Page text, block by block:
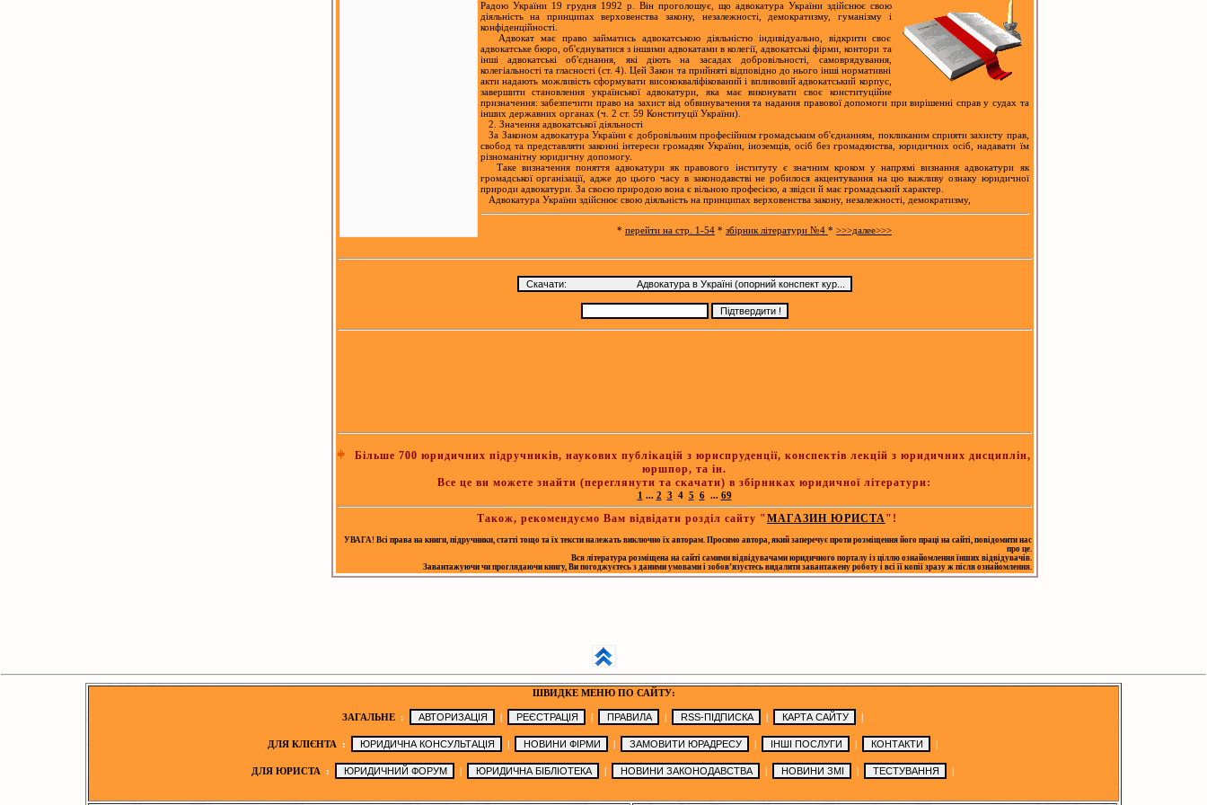
Радою України 19 грудня 1992 р. Він проголошує, що адвокатура України здійснює свою
діяльність на принципах верховенства закону, незалежності, демократизму, гуманізму і
конфіденційності.
Адвокат має право займатись адвокатською діяльністю індивідуально, відкрити своє
адвокатське бюро, об'єднуватися з іншими адвокатами в колегії, адвокатські фірми, контори та
інші адвокатські об'єднання, які діють на засадах добровільності, самоврядування,
колегіальності та гласності (ст. 4). Цей Закон та прийняті відповідно до нього інші нормативні
акти надають можливість сформувати висококваліфікований і впливовий адвокатський корпус,
завершити становлення української адвокатури, яка має виконувати своє конституційне
призначення: забезпечити право на захист від обвинувачення та надання правової допомоги при вирішенні справ у судах та
інших державних органах (ч. 2 ст. 59 Конституції України).
2. Значення адвокатської діяльності
За Законом адвокатура України є добровільним професійним громадським об'єднанням, покликаним сприяти захисту прав,
свобод та представляти законні інтереси громадян України, іноземців, осіб без громадянства, юридичних осіб, надавати їм
різноманітну юридичну допомогу.
Таке визначення поняття адвокатури як правового інституту є значним кроком у напрямі визнання адвокатури як
громадської організації, адже до цього часу в законодавстві не робилося акцентування на цю важливу ознаку юридичної
природи адвокатури. За своєю природою вона є вільною професією, а звідси й має громадський характер.
Адвокатура України здійснює свою діяльність на принципах верховенства закону, незалежності, демократизму,
* перейти на стр. 1-54 * збірник літератури №4 * >>>далее>>>
Більше 700 юридичних підручників, наукових публікацій з юриспруденції, конспектів лекцій з юридичних дисциплін,
юршпор, та ін.
Все це ви можете знайти (переглянути та скачати) в збірниках юридичної літератури:
1 ... 2 3 4 5 6... 69
Також, рекомендуємо Вам відвідати розділ сайту "МАГАЗИН ЮРИСТА"!
УВАГА! Всі права на книги, підручники, статті тощо та їх тексти належать виключно їх авторам. Просимо автора, який заперечує проти розміщення його праці на сайті, повідомити нас
про це.
Вся література розміщена на сайті самими відвідувачами юридичного порталу із ціллю ознайомлення їнших відвідувачів.
Завантажуючи чи проглядаючи книгу, Ви погоджуєтесь з даними умовами і зобов’язуєтесь видалити завантажену роботу і всі її копії зразу ж після ознайомлення.
ШВИДКЕ МЕНЮ ПО САЙТУ:
ЗАГАЛЬНЕ: | | | | |
ДЛЯ КЛІЄНТА : | | | | |
ДЛЯ ЮРИСТА : | | | | |